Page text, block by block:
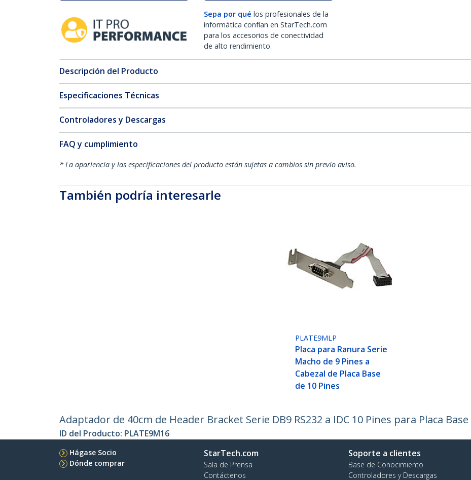
Sepa por qué los profesionales de la
informática confían en StarTech.com
para los accesorios de conectividad
de alto rendimiento.
Descripción del Producto
Especificaciones Técnicas
Controladores y Descargas
FAQ y cumplimiento
* La apariencia y las especificaciones del producto están sujetas a cambios sin previo aviso.
También podría interesarle
PLATE9MLP
Placa para Ranura Serie
Macho de 9 Pines a
Cabezal de Placa Base
de 10 Pines
Adaptador de 40cm de Header Bracket Serie DB9 RS232 a IDC 10 Pines para Placa
ID del Producto: PLATE9M16
Hágase Socio
Dónde comprar
StarTech.com
Sala de Prensa
Contáctenos
Soporte a clientes
Base de Conocimiento
Controladores y Descargas